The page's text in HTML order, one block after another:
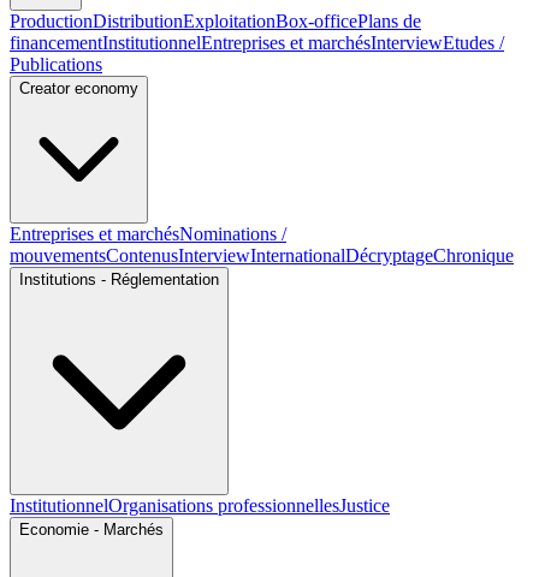
ProductionDistributionExploitationBox-officePlans de
financementInstitutionnelEntreprises et marchésInterviewEtudes /
Publications
Creator economy
Entreprises et marchésNominations /
mouvementsContenusInterviewInternationalDécryptageChronique
Institutions - Réglementation
InstitutionnelOrganisations professionnellesJustice
Economie - Marchés